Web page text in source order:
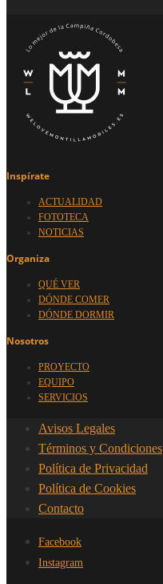
Inspírate
ACTUALIDAD
FOTOTECA
NOTICIAS
Organiza
QUÉ VER
DÓNDE COMER
DÓNDE DORMIR
Nosotros
PROYECTO
EQUIPO
SERVICIOS
Avisos Legales
Términos y Condiciones
Política de Privacidad
Política de Cookies
Contacto
Facebook
Instagram